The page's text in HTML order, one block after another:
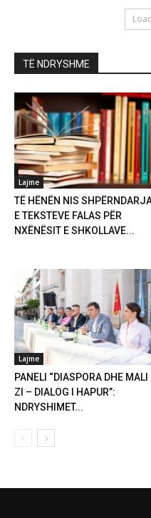
TË NDRYSHME
Lajme
TË HËNËN NIS
E TEKSTEVE FALAS PËR
NXËNËSIT E SHKOLLAVE...
Lajme
PANELI “DIASPORA DHE MALI I
ZI – DIALOG I HAPUR”:
NDRYSHIMET...